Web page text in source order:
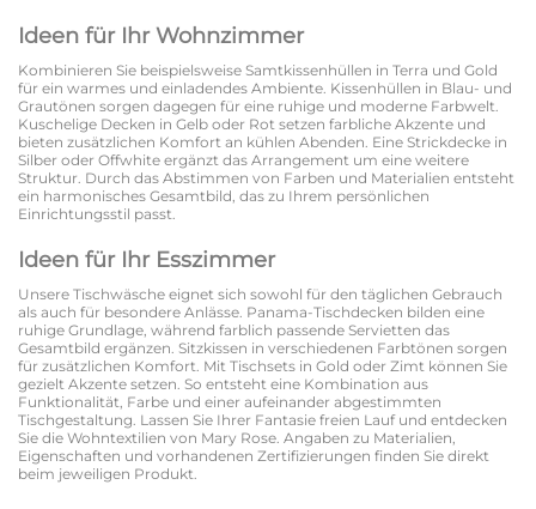
Ideen für Ihr Wohnzimmer
Kombinieren Sie beispielsweise Samtkissenhüllen in Terra und Gold
für ein warmes und einladendes Ambiente. Kissenhüllen in Blau- und
Grautönen sorgen dagegen für eine ruhige und moderne Farbwelt.
Kuschelige Decken in Gelb oder Rot setzen farbliche Akzente und
bieten zusätzlichen Komfort an kühlen Abenden. Eine Strickdecke in
Silber oder Offwhite ergänzt das Arrangement um eine weitere
Struktur. Durch das Abstimmen von Farben und Materialien entsteht
ein harmonisches Gesamtbild, das zu Ihrem persönlichen
Einrichtungsstil passt.
Ideen für Ihr Esszimmer
Unsere Tischwäsche eignet sich sowohl für den täglichen Gebrauch
als auch für besondere Anlässe. Panama-Tischdecken bilden eine
ruhige Grundlage, während farblich passende Servietten das
Gesamtbild ergänzen. Sitzkissen in verschiedenen Farbtönen sorgen
für zusätzlichen Komfort. Mit Tischsets in Gold oder Zimt können Sie
gezielt Akzente setzen. So entsteht eine Kombination aus
Funktionalität, Farbe und einer aufeinander abgestimmten
Tischgestaltung. Lassen Sie Ihrer Fantasie freien Lauf und entdecken
Sie die Wohntextilien von Mary Rose. Angaben zu Materialien,
Eigenschaften und vorhandenen Zertifizierungen finden Sie direkt
beim jeweiligen Produkt.